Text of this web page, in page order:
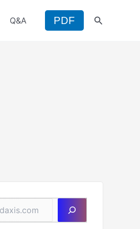
Q&A PDF Search